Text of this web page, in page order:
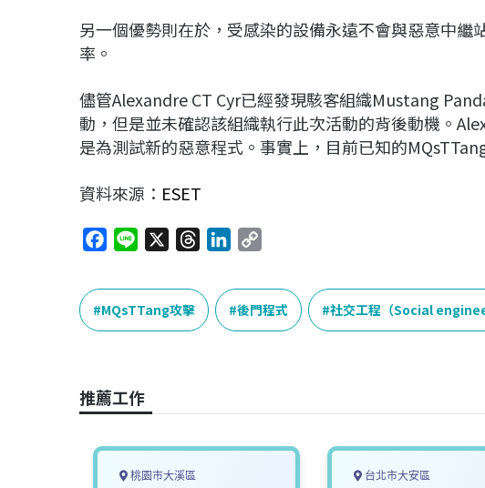
另一個優勢則在於，受感染的設備永遠不會與惡意中繼
率。
儘管Alexandre CT Cyr已經發現駭客組織Mustang
動，但是並未確認該組織執行此次活動的背後動機。
是為測試新的惡意程式。事實上，目前已知的
資料來源： ESET
c
e
b
k
n
e
r
e
a
n
k
e
p
y
L
MQsTTang攻擊 後門程式 社交工程（Social
推薦工作
桃園市大溪區 台北市大安區